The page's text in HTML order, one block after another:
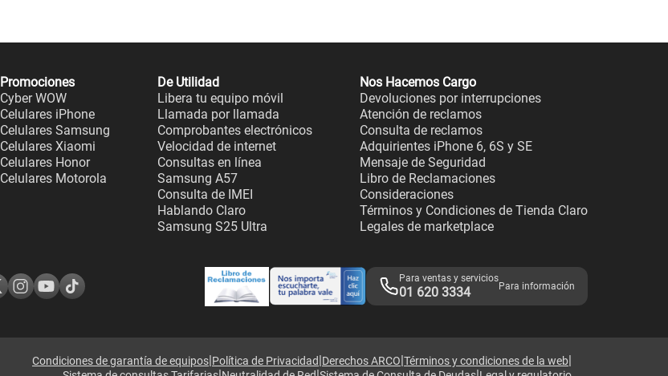
Promociones
Cyber WOW
Celulares iPhone
Celulares Samsung
Celulares Xiaomi
Celulares Honor
Celulares Motorola
De Utilidad
Libera tu equipo móvil
Llamada por llamada
Comprobantes electrónicos
Velocidad de internet
Consultas en línea
Samsung A57
Consulta de IMEI
Hablando Claro
Samsung S25 Ultra
Nos Hacemos Cargo
Devoluciones por interrupciones
Atención de reclamos
Consulta de reclamos
Adquirientes iPhone 6, 6S y SE
Mensaje de Seguridad
Libro de Reclamaciones
Consideraciones
Términos y Condiciones de Tienda Claro
Legales de marketplace
Para ventas y servicios
01 620 3334 Para información
Condiciones de garantía de equipos|Política de Privacidad|Derechos ARCO|Términos y condiciones de la web|